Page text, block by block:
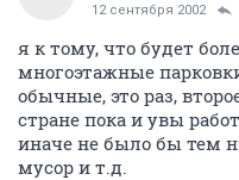
12 сентября 2002
я к тому, что будет
многоэтажные
обычные, это раз,
стране пока и увы
иначе не было бы тем
мусор и т.д.